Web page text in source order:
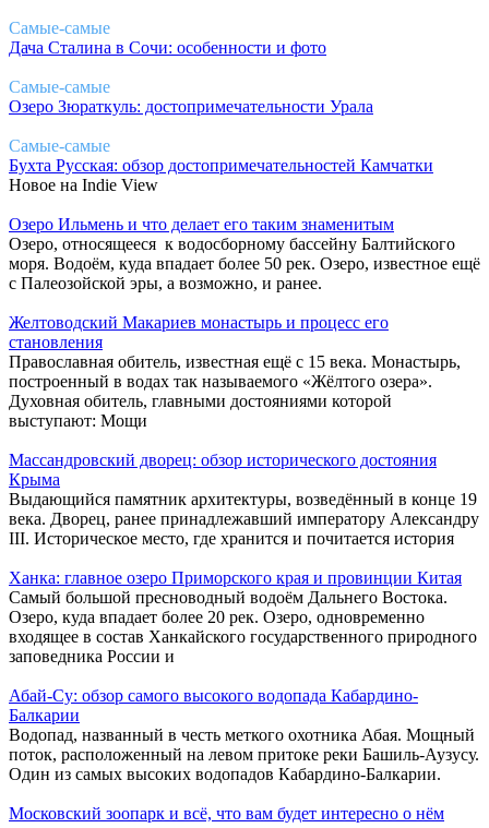
Самые-самые
Дача Сталина в Сочи: особенности и фото
Самые-самые
Озеро Зюраткуль: достопримечательности Урала
Самые-самые
Бухта Русская: обзор достопримечательностей Камчатки
Новое на Indie View
Озеро Ильмень и что делает его таким знаменитым
Озеро, относящееся к водосборному бассейну Балтийского
моря. Водоём, куда впадает более 50 рек. Озеро, известное ещё
с Палеозойской эры, а возможно, и ранее.
Желтоводский Макариев монастырь и процесс его
становления
Православная обитель, известная ещё с 15 века. Монастырь,
построенный в водах так называемого «Жёлтого озера».
Духовная обитель, главными достояниями которой
выступают: Мощи
Массандровский дворец: обзор исторического достояния
Крыма
Выдающийся памятник архитектуры, возведённый в конце 19
века. Дворец, ранее принадлежавший императору Александру
III. Историческое место, где хранится и почитается история
Ханка: главное озеро Приморского края и провинции Китая
Самый большой пресноводный водоём Дальнего Востока.
Озеро, куда впадает более 20 рек. Озеро, одновременно
входящее в состав Ханкайского государственного природного
заповедника России и
Абай-Су: обзор самого высокого водопада Кабардино-
Балкарии
Водопад, названный в честь меткого охотника Абая. Мощный
поток, расположенный на левом притоке реки Башиль-Аузусу.
Один из самых высоких водопадов Кабардино-Балкарии.
Московский зоопарк и всё, что вам будет интересно о нём